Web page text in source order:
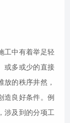
工中有着举足轻
或多或少的直接
的秩序井然，
造良好条件。例
涉及到的分项工